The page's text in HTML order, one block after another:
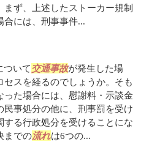
ず、上述したストーカー規制
合には、刑事事件...
ついて交通事故が発生した場
スを経るのでしょうか。そも
った場合には、慰謝料・示談金
民事処分の他に、刑事罰を受け
する行政処分を受けることにな
までの流れは6つの...